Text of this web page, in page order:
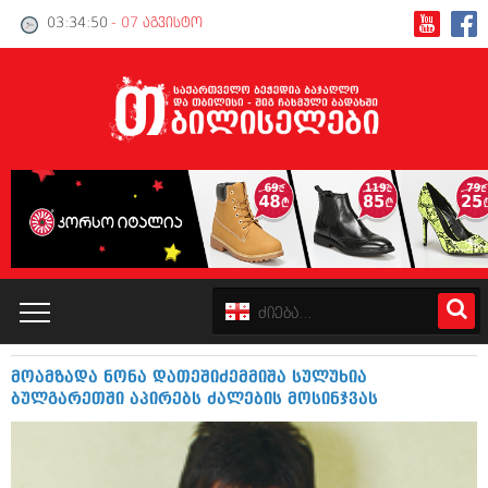
03:34:50 - 07 აგვისტო
კატალოგი
მოამზადა ნონა დათეშიძემმიშა სულუხია
ბულგარეთში აპირებს ძალების მოსინჯვას